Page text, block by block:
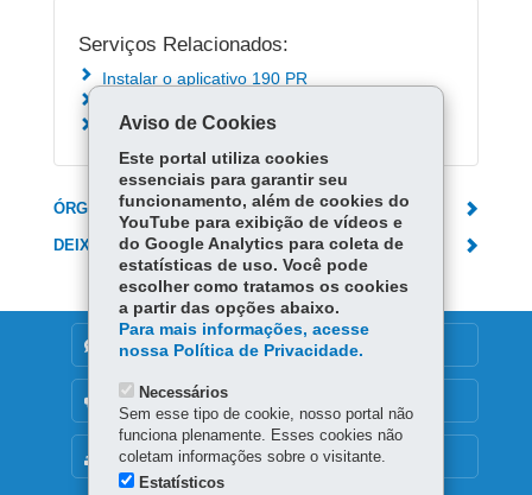
Serviços Relacionados:
Instalar o aplicativo 190 PR
Acionar o Disque Denúncia - 181
ÓRGÃO RESPONSÁVEL
DEIXE SUA OPINIÃO
MAPA DO SITE
DENUNCIE CORRUPÇÃO
OUVIDORIA
Aviso de Cookies
Este portal utiliza cookies
essenciais para garantir seu
funcionamento, além de cookies do
YouTube para exibição de vídeos e
do Google Analytics para coleta de
estatísticas de uso. Você pode
escolher como tratamos os cookies
a partir das opções abaixo.
Para mais informações, acesse
nossa Política de Privacidade.
Necessários
Sem esse tipo de cookie, nosso portal não
funciona plenamente. Esses cookies não
coletam informações sobre o visitante.
Estatísticos